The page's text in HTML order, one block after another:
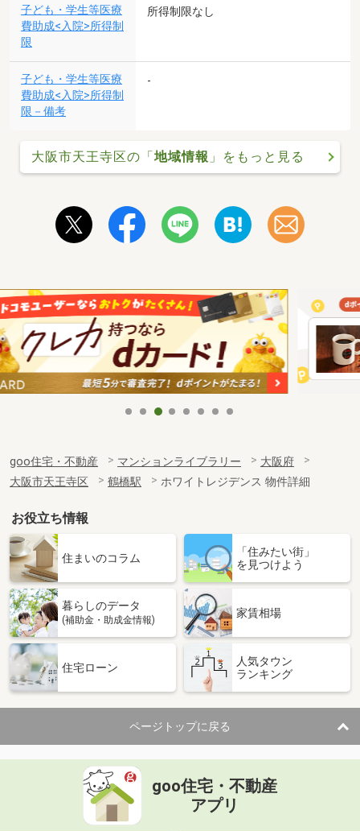
子ども・学生等医療
費助成<入院>所得制
限
所得制限なし
子ども・学生等医療
費助成<入院>所得制
限－備考
-
大阪市天王寺区の「 地域情報 」をもっと見る
goo住宅・不動産 マンションライブラリー
大阪府
大阪市天王寺区
鶴橋駅 ホワイトレジデンス 物件詳細
お役立ち情報
住まいのコラム
「住みたい街」
を見つけよう
暮らしのデータ
(補助金・助成金情報)
家賃相場
住宅ローン
人気タウン
ランキング
ページトップに戻る
goo住宅・不動産
アプリ